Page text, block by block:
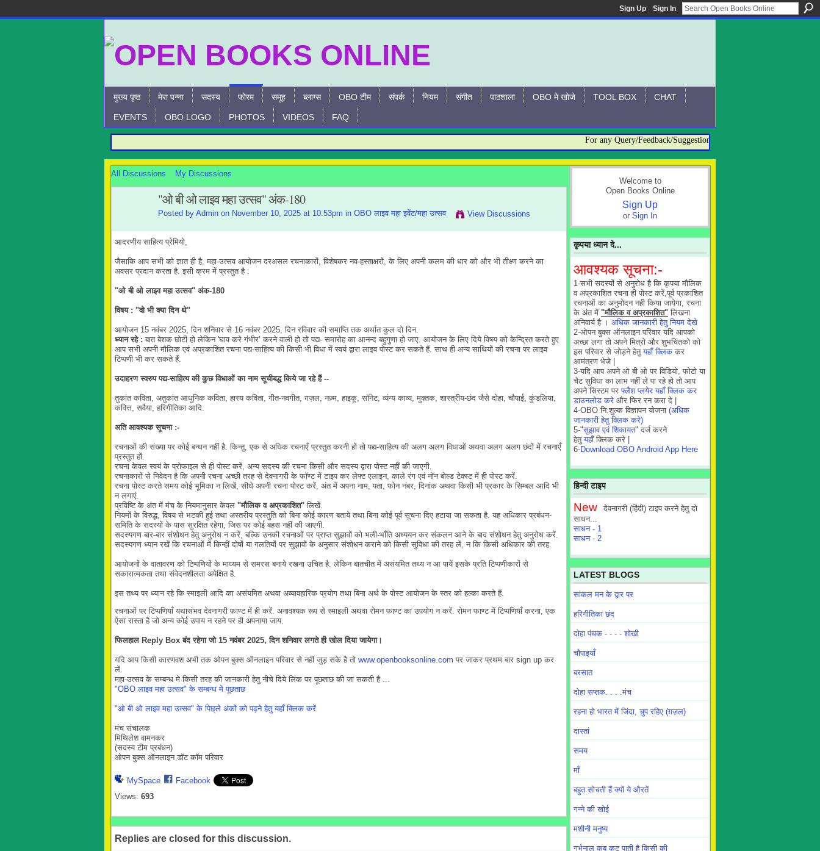
Sign Up Sign In
मुख्य पृष्ठ मेरा पन्ना सदस्य फोरम समूह ब्लाग्स OBO टीम संपर्क नियम संगीत पाठशाला OBO मे खोजे TOOL BOX CHAT
EVENTS OBO LOGO PHOTOS VIDEOS FAQ
For any Query/Feedback/Suggestion related to OBO, please contact:-
All Discussions My Discussions
"ओ बी ओ लाइव महा उत्सव" अंक-180
Posted by Admin on November 10, 2025 at 10:53pm in OBO लाइव महा इवेंट/महा उत्सव View Discussions
आदरणीय साहित्य प्रेमियो,
जैसाकि आप सभी को ज्ञात ही है, महा-उत्सव आयोजन दरअसल रचनाकारों, विशेषकर नव-हस्ताक्षरों, के लिए अपनी कलम की धार को और भी तीक्ष्ण करने का
अवसर प्रदान करता है. इसी क्रम में प्रस्तुत है :
"ओ बी ओ लाइव महा उत्सव" अंक-180
विषय : "वो भी क्या दिन थे"
आयोजन 15 नवंबर 2025, दिन शनिवार से 16 नवंबर 2025, दिन रविवार की समाप्ति तक अर्थात कुल दो दिन.
ध्यान रहे : बात बेशक छोटी हो लेकिन 'घाव करे गंभीर’ करने वाली हो तो पद्य- समारोह का आनन्द बहुगुणा हो जाए. आयोजन के लिए दिये विषय को केन्द्रित करते हुए
आप सभी अपनी मौलिक एवं अप्रकाशित रचना पद्य-साहित्य की किसी भी विधा में स्वयं द्वारा लाइव पोस्ट कर सकते हैं. साथ ही अन्य साथियों की रचना पर लाइव
टिप्पणी भी कर सकते हैं.
उदाहरण स्वरुप पद्य-साहित्य की कुछ विधाओं का नाम सूचीबद्ध किये जा रहे हैं --
तुकांत कविता, अतुकांत आधुनिक कविता, हास्य कविता, गीत-नवगीत, ग़ज़ल, नज़्म, हाइकू, सॉनेट, व्यंग्य काव्य, मुक्तक, शास्त्रीय-छंद जैसे दोहा, चौपाई, कुंडलिया,
कवित्त, सवैया, हरिगीतिका आदि.
अति आवश्यक सूचना :-
रचनाओं की संख्या पर कोई बन्धन नहीं है. किन्तु, एक से अधिक रचनाएँ प्रस्तुत करनी हों तो पद्य-साहित्य की अलग अलग विधाओं अथवा अलग अलग छंदों में रचनाएँ
प्रस्तुत हों.
रचना केवल स्वयं के प्रोफाइल से ही पोस्ट करें, अन्य सदस्य की रचना किसी और सदस्य द्वारा पोस्ट नहीं की जाएगी.
रचनाकारों से निवेदन है कि अपनी रचना अच्छी तरह से देवनागरी के फॉण्ट में टाइप कर लेफ्ट एलाइन, काले रंग एवं नॉन बोल्ड टेक्स्ट में ही पोस्ट करें.
रचना पोस्ट करते समय कोई भूमिका न लिखें, सीधे अपनी रचना पोस्ट करें, अंत में अपना नाम, पता, फोन नंबर, दिनांक अथवा किसी भी प्रकार के सिम्बल आदि भी
न लगाएं.
प्रविष्टि के अंत में मंच के नियमानुसार केवल "मौलिक व अप्रकाशित" लिखें.
नियमों के विरुद्ध, विषय से भटकी हुई तथा अस्तरीय प्रस्तुति को बिना कोई कारण बताये तथा बिना कोई पूर्व सूचना दिए हटाया जा सकता है. यह अधिकार प्रबंधन-
समिति के सदस्यों के पास सुरक्षित रहेगा, जिस पर कोई बहस नहीं की जाएगी.
सदस्यगण बार-बार संशोधन हेतु अनुरोध न करें, बल्कि उनकी रचनाओं पर प्राप्त सुझावों को भली-भाँति अध्ययन कर संकलन आने के बाद संशोधन हेतु अनुरोध करें.
सदस्यगण ध्यान रखें कि रचनाओं में किन्हीं दोषों या गलतियों पर सुझावों के अनुसार संशोधन कराने को किसी सुविधा की तरह लें, न कि किसी अधिकार की तरह.
आयोजनों के वातावरण को टिप्पणियों के माध्यम से समरस बनाये रखना उचित है. लेकिन बातचीत में असंयमित तथ्य न आ पायें इसके प्रति टिप्पणीकारों से
सकारात्मकता तथा संवेदनशीलता अपेक्षित है.
इस तथ्य पर ध्यान रहे कि स्माइली आदि का असंयमित अथवा अव्यावहारिक प्रयोग तथा बिना अर्थ के पोस्ट आयोजन के स्तर को हल्का करते हैं.
रचनाओं पर टिप्पणियाँ यथासंभव देवनागरी फाण्ट में ही करें. अनावश्यक रूप से स्माइली अथवा रोमन फाण्ट का उपयोग न करें. रोमन फाण्ट में टिप्पणियाँ करना, एक
ऐसा रास्ता है जो अन्य कोई उपाय न रहने पर ही अपनाया जाय.
फिलहाल Reply Box बंद रहेगा जो 15 नवंबर 2025, दिन शनिवार लगते ही खोल दिया जायेगा।
यदि आप किसी कारणवश अभी तक ओपन बुक्स ऑनलाइन परिवार से नहीं जुड़ सके है तो www.openbooksonline.com पर जाकर प्रथम बार sign up कर
लें.
महा-उत्सव के सम्बन्ध मे किसी तरह की जानकारी हेतु नीचे दिये लिंक पर पूछताछ की जा सकती है ...
"OBO लाइव महा उत्सव" के सम्बन्ध मे पूछताछ
"ओ बी ओ लाइव महा उत्सव" के पिछ्ले अंकों को पढ़ने हेतु यहाँ क्लिक करें
मंच संचालक
मिथिलेश वामनकर
(सदस्य टीम प्रबंधन)
ओपन बुक्स ऑनलाइन डॉट कॉम परिवार
MySpace
Facebook
Views: 693
Replies are closed for this discussion.
Welcome to
Open Books Online
Sign Up
or Sign In
कृपया ध्यान दे...
आवश्यक सूचना:-
1-सभी सदस्यों से अनुरोध है कि कृपया मौलिक
व अप्रकाशित रचना ही पोस्ट करें,पूर्व प्रकाशित
रचनाओं का अनुमोदन नही किया जायेगा, रचना
के अंत में "मौलिक व अप्रकाशित" लिखना
अनिवार्य है । अधिक जानकारी हेतु नियम देखे
2-ओपन बुक्स ऑनलाइन परिवार यदि आपको
अच्छा लगा तो अपने मित्रो और शुभचिंतको को
इस परिवार से जोड़ने हेतुयहाँ क्लिक कर
आमंत्रण भेजे |
3-यदि आप अपने ओ बी ओ पर विडियो, फोटो या
चैट सुविधा का लाभ नहीं ले पा रहे हो तो आप
अपने सिस्टम परफ्लैश प्लयेर यहाँ क्लिक कर
डाउनलोड करे और फिर रन करा दे |
4-OBO नि:शुल्क विज्ञापन योजना (अधिक
जानकारी हेतु क्लिक करे)
5-"सुझाव एवं शिकायत" दर्ज करने
हेतुयहाँक्लिक करे |
6-Download OBO Android App Here
हिन्दी टाइप
New
देवनागरी (हिंदी) टाइप करने हेतु दो
साधन...
साधन - 1
साधन - 2
LATEST BLOGS
सांकल मन के द्वार पर
हरिगीतिका छंद
दोहा पंचक - - - - शोखी
चौपाइयाँ
बरसात
दोहा सप्तक. . . .मंच
रहना हो भारत में जिंदा, चुप रहिए (ग़ज़ल)
दास्तां
समय
माँ
बहुत सोचती हैं क्यों ये औरतें
गन्ने की खोई
मशीनी मनुष्य
गर्भनाल कब कट पाती है किसी की